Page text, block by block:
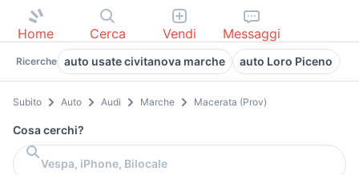
Home Cerca Vendi Messaggi
Ricerche auto usate civitanova marche auto Loro Piceno
Subito Auto Audi Marche Macerata (Prov)
Cosa cerchi?